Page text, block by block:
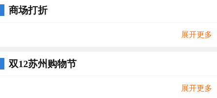
商场打折
展开更多
双12苏州购物节
展开更多